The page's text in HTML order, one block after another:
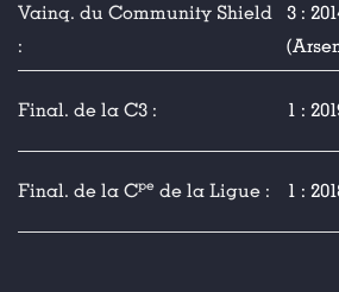
Vainq. du Community Shield
:
3 :
Final. de la C3 : 1 :
Final. de la Cpe de la Ligue : 1 :